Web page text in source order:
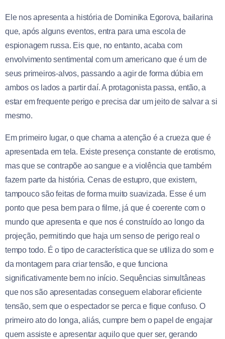
Ele nos apresenta a história de Dominika Egorova, bailarina
que, após alguns eventos, entra para uma escola de
espionagem russa. Eis que, no entanto, acaba com
envolvimento sentimental com um americano que é um de
seus primeiros-alvos, passando a agir de forma dúbia em
ambos os lados a partir daí. A protagonista passa, então, a
estar em frequente perigo e precisa dar um jeito de salvar a si
mesmo.
Em primeiro lugar, o que chama a atenção é a crueza que é
apresentada em tela. Existe presença constante de erotismo,
mas que se contrapõe ao sangue e a violência que também
fazem parte da história. Cenas de estupro, que existem,
tampouco são feitas de forma muito suavizada. Esse é um
ponto que pesa bem para o filme, já que é coerente com o
mundo que apresenta e que nos é construído ao longo da
projeção, permitindo que haja um senso de perigo real o
tempo todo. É o tipo de característica que se utiliza do som e
da montagem para criar tensão, e que funciona
significativamente bem no início. Sequências simultâneas
que nos são apresentadas conseguem elaborar eficiente
tensão, sem que o espectador se perca e fique confuso. O
primeiro ato do longa, aliás, cumpre bem o papel de engajar
quem assiste e apresentar aquilo que quer ser, gerando